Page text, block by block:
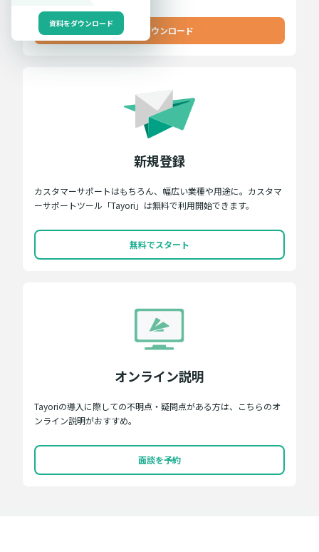
資料ダウンロード
新規登録
カスタマーサポートはもちろん、幅広い業種や用途に。カスタマ
ーサポートツール「Tayori」は無料で利用開始できます。
無料でスタート
オンライン説明
Tayoriの導入に際しての不明点・疑問点がある方は、こちらのオ
ンライン説明がおすすめ。
面談を予約
資料をダウンロード